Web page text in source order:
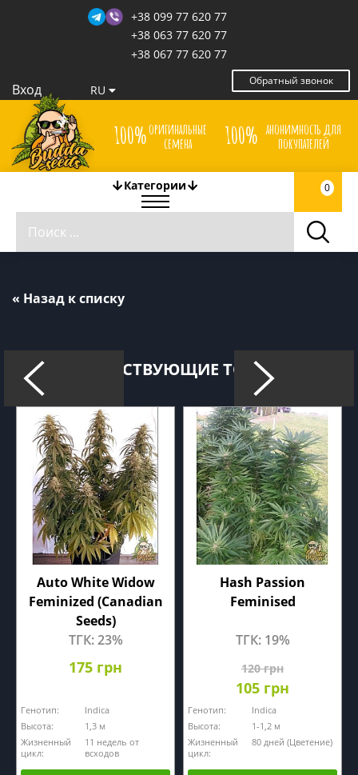
+38 099 77 620 77
+38 063 77 620 77
+38 067 77 620 77
Обратный звонок
Вход RU
100%оригинальные
семена
100% анонимность для
покупателей
Категории 0
« Назад к списку
СОПУТСТВУЮЩИЕ ТОВАРЫ
Auto White Widow
Feminized (Canadian
Seeds)
ТГК: 23%
175 грн
Генотип:
Indica
Высота:
1,3 м
Жизненный
цикл:
11 недель от
всходов
Hash Passion
Feminised
ТГК: 19%
120 грн
105 грн
Генотип:
Indica
Высота:
1-1,2 м
Жизненный
цикл:
80 дней (Цветение)